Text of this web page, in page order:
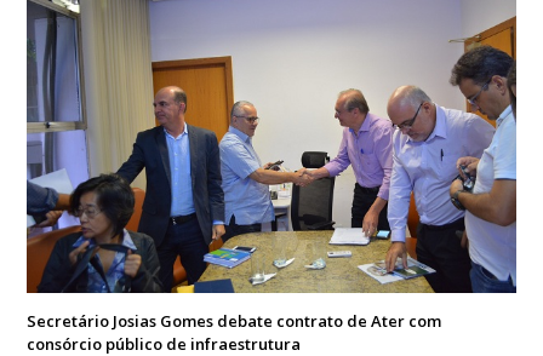
Secretário Josias Gomes debate contrato de Ater com
consórcio público de infraestrutura